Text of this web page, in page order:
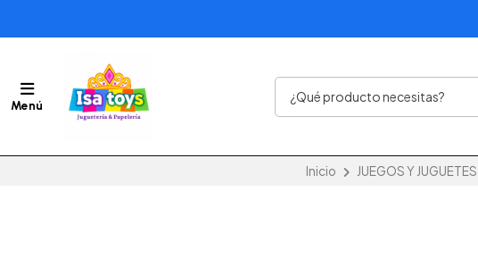
Menú
Inicio JUEGOS Y JUGUETES